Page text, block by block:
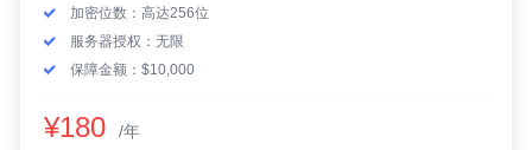
加密位数：高达256位
服务器授权：无限
保障金额：$10,000
¥180 /年